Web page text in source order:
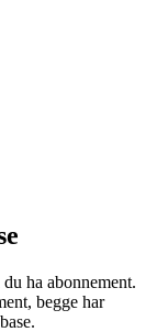
ha abonnement.
begge har